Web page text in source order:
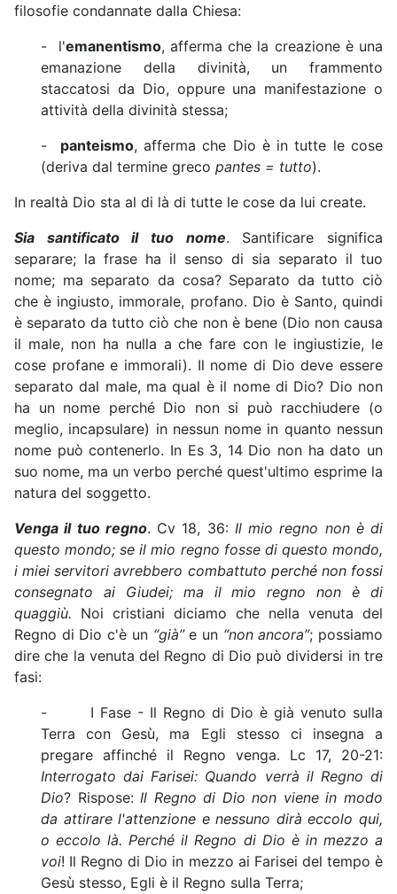
filosofie condannate dalla Chiesa:
- l'emanentismo, afferma che la creazione è una
emanazione della divinità, un frammento
staccatosi da Dio, oppure una manifestazione o
attività della divinità stessa;
- panteismo, afferma che Dio è in tutte le cose
(deriva dal termine greco pantes = tutto).
In realtà Dio sta al di là di tutte le cose da lui create.
Sia santificato il tuo nome. Santificare significa
separare; la frase ha il senso di sia separato il tuo
nome; ma separato da cosa? Separato da tutto ciò
che è ingiusto, immorale, profano. Dio è Santo, quindi
è separato da tutto ciò che non è bene (Dio non causa
il male, non ha nulla a che fare con le ingiustizie, le
cose profane e immorali). Il nome di Dio deve essere
separato dal male, ma qual è il nome di Dio? Dio non
ha un nome perché Dio non si può racchiudere (o
meglio, incapsulare) in nessun nome in quanto nessun
nome può contenerlo. In Es 3, 14 Dio non ha dato un
suo nome, ma un verbo perché quest'ultimo esprime la
natura del soggetto.
Venga il tuo regno. Cv 18, 36: Il mio regno non è di
questo mondo; se il mio regno fosse di questo mondo,
i miei servitori avrebbero combattuto perché non fossi
consegnato ai Giudei; ma il mio regno non è di
quaggiù. Noi cristiani diciamo che nella venuta del
Regno di Dio c'è un “già”e un “non ancora”; possiamo
dire che la venuta del Regno di Dio può dividersi in tre
fasi:
- I Fase - Il Regno di Dio è già venuto sulla
Terra con Gesù, ma Egli stesso ci insegna a
pregare affinché il Regno venga. Lc 17, 20-21:
Interrogato dai Farisei: Quando verrà il Regno di
Dio? Rispose: Il Regno di Dio non viene in modo
da attirare l'attenzione e nessuno dirà eccolo qui,
o eccolo là. Perché il Regno di Dio è in mezzo a
voi! Il Regno di Dio in mezzo ai Farisei del tempo è
Gesù stesso, Egli è il Regno sulla Terra;